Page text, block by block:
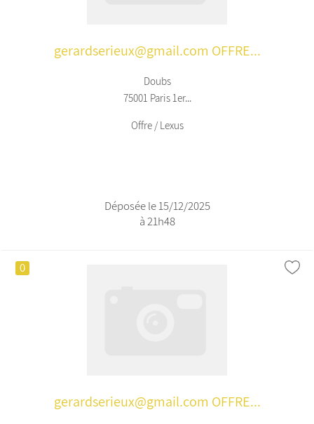
gerardserieux@gmail.com OFFRE...
Doubs
75001 Paris 1er...
Offre / Lexus
Déposée le 15/12/2025
à 21h48
0
gerardserieux@gmail.com OFFRE...